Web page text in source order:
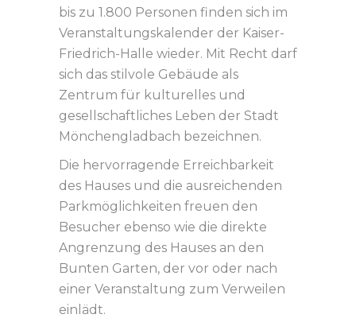
bis zu 1.800 Personen finden sich im
Veranstaltungskalender der Kaiser-
Friedrich-Halle wieder. Mit Recht darf
sich das stilvole Gebäude als
Zentrum für kulturelles und
gesellschaftliches Leben der Stadt
Mönchengladbach bezeichnen.
Die hervorragende Erreichbarkeit
des Hauses und die ausreichenden
Parkmöglichkeiten freuen den
Besucher ebenso wie die direkte
Angrenzung des Hauses an den
Bunten Garten, der vor oder nach
einer Veranstaltung zum Verweilen
einlädt.